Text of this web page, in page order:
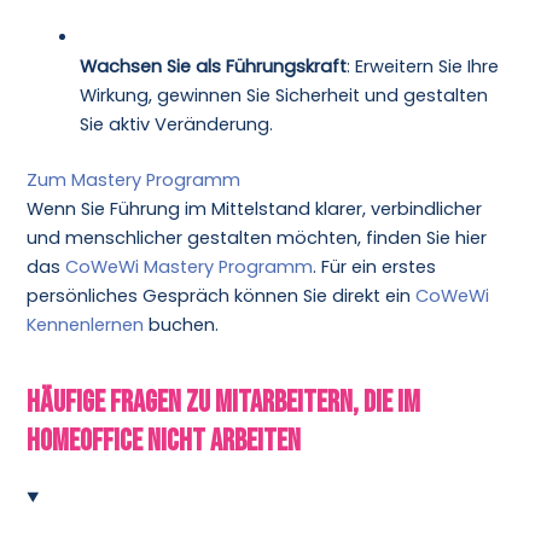
Wachsen Sie als Führungskraft: Erweitern Sie Ihre
Wirkung, gewinnen Sie Sicherheit und gestalten
Sie aktiv Veränderung.
Zum Mastery Programm
Wenn Sie Führung im Mittelstand klarer, verbindlicher
und menschlicher gestalten möchten, finden Sie hier
das CoWeWi Mastery Programm. Für ein erstes
persönliches Gespräch können Sie direkt ein CoWeWi
Kennenlernen buchen.
Häufige Fragen zu Mitarbeitern, die im
Homeoffice nicht arbeiten